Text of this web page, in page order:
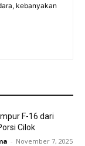
kebanyakan
F-16 dari
Cilok
- November 7, 2025